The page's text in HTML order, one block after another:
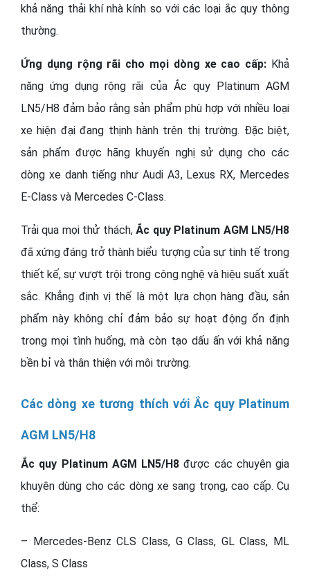
khả năng thải khí nhà kính so với các loại ắc quy thông
thường.
Ứng dụng rộng rãi cho mọi dòng xe cao cấp: Khả
năng ứng dụng rộng rãi của Ắc quy Platinum AGM
LN5/H8 đảm bảo rằng sản phẩm phù hợp với nhiều loại
xe hiện đại đang thịnh hành trên thị trường. Đặc biệt,
sản phẩm được hãng khuyến nghị sử dụng cho các
dòng xe danh tiếng như Audi A3, Lexus RX, Mercedes
E-Class và Mercedes C-Class.
Trải qua mọi thử thách,Ắc quy Platinum AGM LN5/H8
đã xứng đáng trở thành biểu tượng của sự tinh tế trong
thiết kế, sự vượt trội trong công nghệ và hiệu suất xuất
sắc. Khẳng định vị thế là một lựa chọn hàng đầu, sản
phẩm này không chỉ đảm bảo sự hoạt động ổn định
trong mọi tình huống, mà còn tạo dấu ấn với khả năng
bền bỉ và thân thiện với môi trường.
Các dòng xe tương thích với Ắc quy Platinum
AGM LN5/H8
Ắc quy Platinum AGM LN5/H8được các chuyên gia
khuyên dùng cho các dòng xe sang trọng, cao cấp. Cụ
thể:
– Mercedes-Benz CLS Class, G Class, GL Class, ML
Class, S Class